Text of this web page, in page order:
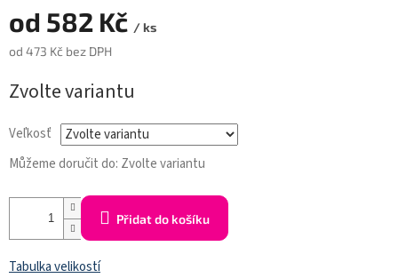
od 582 Kč / ks
od 473 Kč bez DPH
cena:
Zvolte variantu
Veľkosť
Můžeme doručit do: Zvolte variantu
Přidat do košíku
Tabulka velikostí